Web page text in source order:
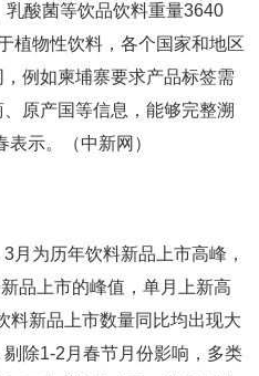
酸菌等饮品饮料重量3640
植物性饮料，各个国家和地区
例如柬埔寨要求产品标签需
原产国等信息，能够完整溯
示。（中新网）
月为历年饮料新品上市高峰，
品上市的峰值，单月上新高
料新品上市数量同比均出现大
除1-2月春节月份影响，多类